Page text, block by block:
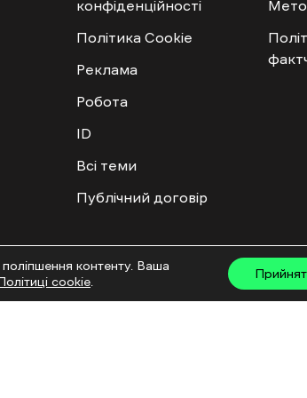
конфіденційності
Політика Cookie
Реклама
Робота
ID
Всі теми
Публічний договір
дозволяється лише за наявності активного посилання на
та інтегрованих продуктів дозволяється за умови отримання
ГО «Ґвара Медіа», 61057, Харків, вул. Гоголя, 14, абонентська
контенту. Ваша
Політиці cookie